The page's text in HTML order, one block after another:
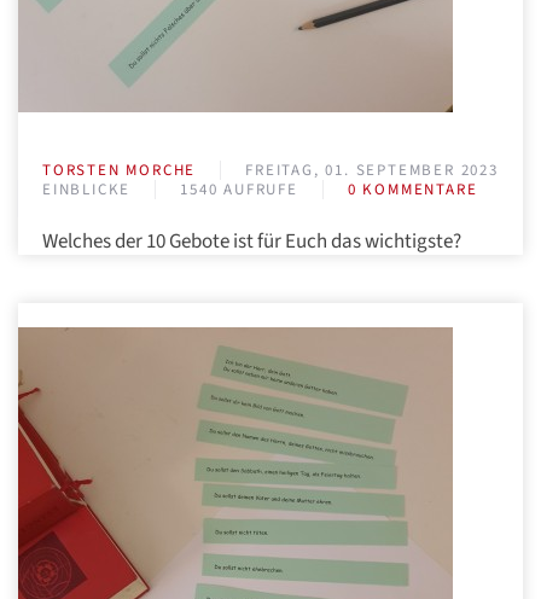
TORSTEN MORCHE
FREITAG, 01. SEPTEMBER 2023
EINBLICKE
1540 AUFRUFE 0 KOMMENTARE
Welches der 10 Gebote ist für Euch das wichtigste?